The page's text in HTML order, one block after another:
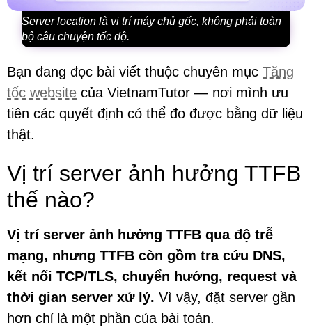
Server location là vị trí máy chủ gốc, không phải toàn
bộ câu chuyện tốc độ.
Bạn đang đọc bài viết thuộc chuyên mục Tăng
tốc website của VietnamTutor — nơi mình ưu
tiên các quyết định có thể đo được bằng dữ liệu
thật.
Vị trí server ảnh hưởng TTFB
thế nào?
Vị trí server ảnh hưởng TTFB qua độ trễ
mạng, nhưng TTFB còn gồm tra cứu DNS,
kết nối TCP/TLS, chuyển hướng, request và
thời gian server xử lý. Vì vậy, đặt server gần
hơn chỉ là một phần của bài toán.